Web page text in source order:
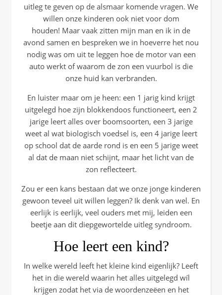
uitleg te geven op de alsmaar komende vragen. We
willen onze kinderen ook niet voor dom
houden! Maar vaak zitten mijn man en ik in de
avond samen en bespreken we in hoeverre het nou
nodig was om uit te leggen hoe de motor van een
auto werkt of waarom de zon een vuurbol is die
onze huid kan verbranden.
En luister maar om je heen: een 1 jarig kind krijgt
uitgelegd hoe zijn blokkendoos functioneert, een 2
jarige leert alles over boomsoorten, een 3 jarige
weet al wat biologisch voedsel is, een 4 jarige leert
op school dat de aarde rond is en een 5 jarige weet
al dat de maan niet schijnt, maar het licht van de
zon reflecteert.
Zou er een kans bestaan dat we onze jonge kinderen
gewoon teveel uit willen leggen? Ik denk van wel. En
eerlijk is eerlijk, veel ouders met mij, leiden een
beetje aan dit diepgewortelde uitleg syndroom.
Hoe leert een kind?
In welke wereld leeft het kleine kind eigenlijk? Leeft
het in die wereld waarin het alles uitgelegd wíl
krijgen zodat het via de woordenzeëen en het